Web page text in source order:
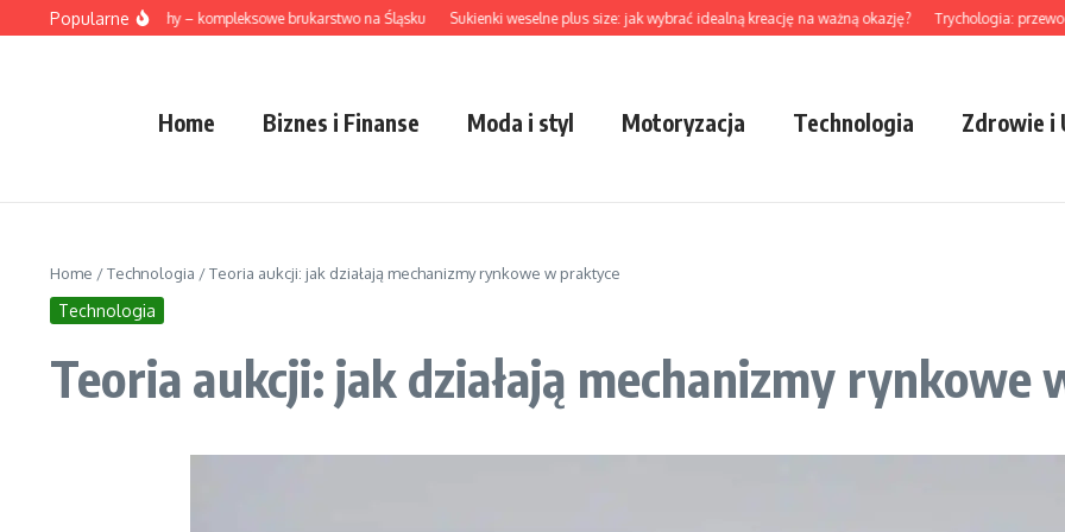
Przejdź do treści
Popularne
brukarskie Tychy – kompleksowe brukarstwo na Śląsku Sukienki weselne plus size: jak wybrać idealną kreację na ważną okazję? Trychologia: przewodnik
Home Biznes i Finanse Moda i styl Motoryzacja Technologia Zdrowie i
Home /Technologia /Teoria aukcji: jak działają mechanizmy rynkowe w praktyce
Technologia
Teoria aukcji: jak działają mechanizmy rynkowe